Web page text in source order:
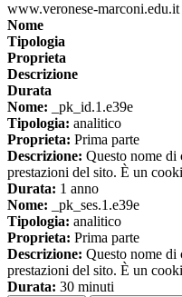
www.veronese-marconi.edu.it
Nome
Tipologia
Proprieta
Descrizione
Durata
Nome: _pk_id.1.e39e
Tipologia: analitico
Proprieta: Prima parte
Descrizione: Questo nome di
prestazioni del sito. È un
Durata: 1 anno
Nome: _pk_ses.1.e39e
Tipologia: analitico
Proprieta: Prima parte
Descrizione: Questo nome di
prestazioni del sito. È un
Durata: 30 minuti